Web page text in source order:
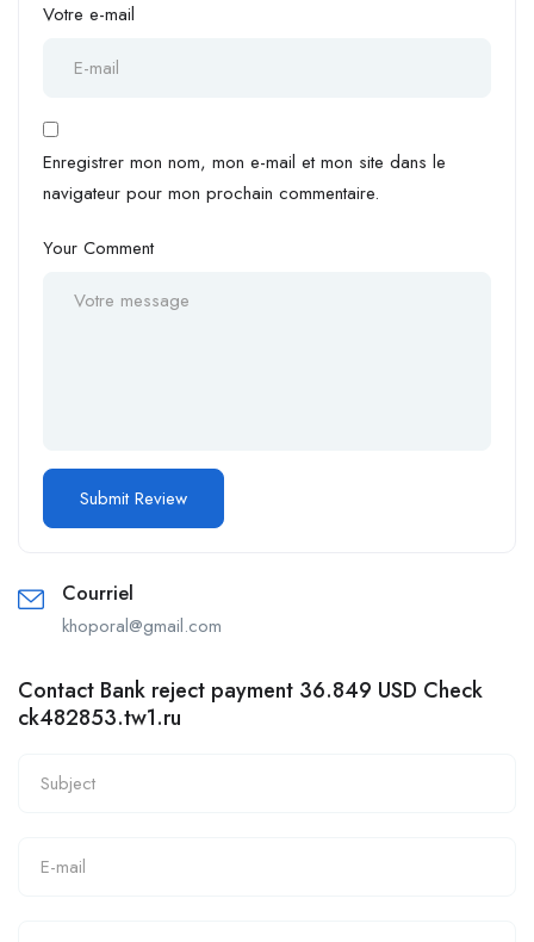
Votre e-mail
Enregistrer mon nom, mon e-mail et mon site dans le
navigateur pour mon prochain commentaire.
Your Comment
Courriel
khoporal@gmail.com
Contact Bank reject payment 36.849 USD Check
ck482853.tw1.ru